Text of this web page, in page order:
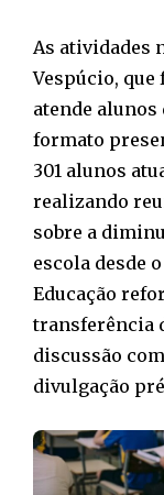
As atividades
Vespúcio,
atende alunos
formato
301 alunos
realizando
sobre a
escola desde
Educação
transferência
discussão
divulgação